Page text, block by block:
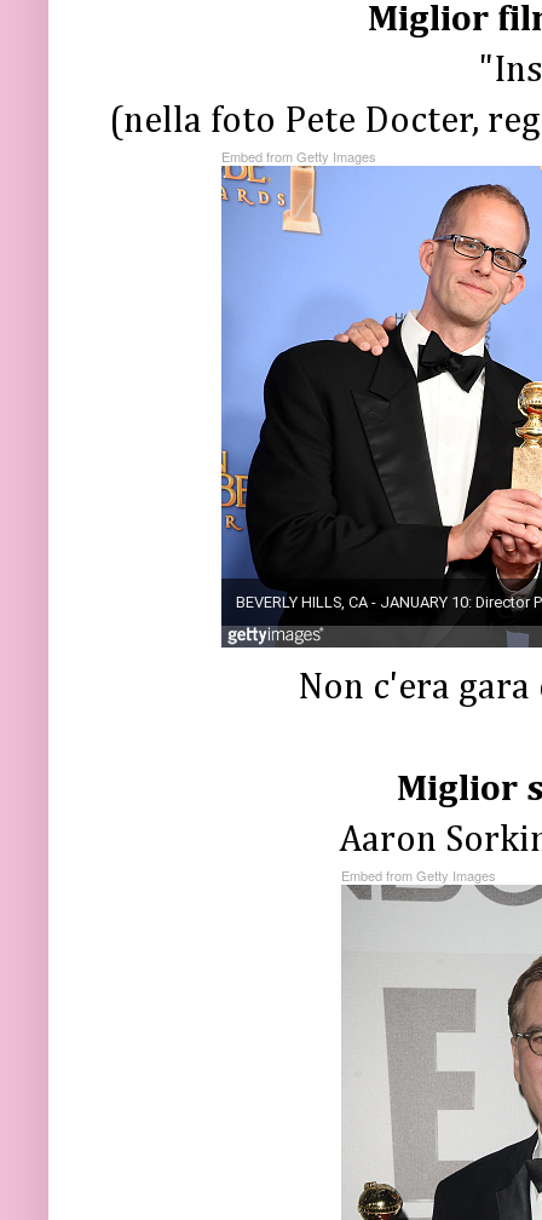
Miglior
(nella foto Pete Docter,
Embed from Getty Images
Non c'era
Miglior
Aaron
Embed from Getty Images